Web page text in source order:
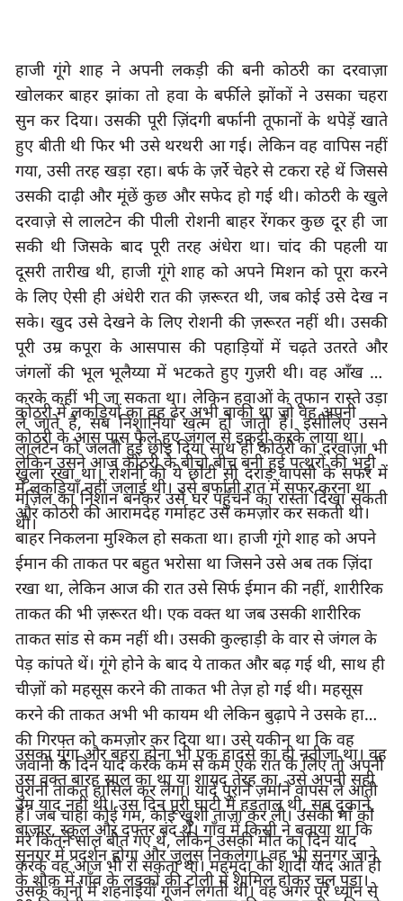
हाजी गूंगे शाह ने अपनी लकड़ी की बनी कोठरी का दरवाज़ा
खोलकर बाहर झांका तो हवा के बर्फीले झोंकों ने उसका चहरा
सुन कर दिया। उसकी पूरी ज़िंदगी बर्फानी तूफानों के थपेड़ें खाते
हुए बीती थी फिर भी उसे थरथरी आ गई। लेकिन वह वापिस नहीं
गया, उसी तरह खड़ा रहा। बर्फ के ज़र्रे चेहरे से टकरा रहे थें जिससे
उसकी दाढ़ी और मूंछें कुछ और सफेद हो गई थी। कोठरी के खुले
दरवाज़े से लालटेन की पीली रोशनी बाहर रेंगकर कुछ दूर ही जा
सकी थी जिसके बाद पूरी तरह अंधेरा था। चांद की पहली या
दूसरी तारीख थी, हाजी गूंगे शाह को अपने मिशन को पूरा करने
के लिए ऐसी ही अंधेरी रात की ज़रूरत थी, जब कोई उसे देख न
सके। खुद उसे देखने के लिए रोशनी की ज़रूरत नहीं थी। उसकी
पूरी उम्र कपूरा के आसपास की पहाड़ियों में चढ़ते उतरते और
जंगलों की भूल भूलैय्या में भटकते हुए गुज़री थी। वह आँख बंद
करके कहीं भी जा सकता था। लेकिन हवाओं के तूफान रास्ते उड़ा
ले जाते हैं, सब निशानियां खत्म हो जाती हैं। इसीलिए उसने
लालटेन को जलती हुई छोड़ दिया साथ ही कोठरी का दरवाज़ा भी
खुला रखा था। रोशनी की ये छोटी सी दराड़ वापसी के सफर में
मंज़िल का निशान बनकर उसे घर पहुँचने का रास्ता दिखा सकती
थी।
कोठरी में लकड़ियों का वह ढ़ेर अभी बाकी था जो वह अपनी
कोठरी के आस पास फैले हुए जंगल से इकट्ठी करके लाया था।
लेकिन उसने आज कोठरी के बीचो बीच बनी हुई पत्थरों की भट्टी
में लकड़ियाँ नहीं जलाई थी। उसे बर्फानी रात में सफर करना था
और कोठरी की आरामदेह गर्माहट उसे कमज़ोर कर सकती थी।
बाहर निकलना मुश्किल हो सकता था। हाजी गूंगे शाह को अपने
ईमान की ताकत पर बहुत भरोसा था जिसने उसे अब तक ज़िंदा
रखा था, लेकिन आज की रात उसे सिर्फ ईमान की नहीं, शारीरिक
ताकत की भी ज़रूरत थी। एक वक्त था जब उसकी शारीरिक
ताकत सांड से कम नहीं थी। उसकी कुल्हाड़ी के वार से जंगल के
पेड़ कांपते थें। गूंगे होने के बाद ये ताकत और बढ़ गई थी, साथ ही
चीज़ों को महसूस करने की ताकत भी तेज़ हो गई थी। महसूस
करने की ताकत अभी भी कायम थी लेकिन बुढ़ापे ने उसके हाथों
की गिरफ्त को कमज़ोर कर दिया था। उसे यकीन था कि वह
जवानी के दिन याद करके कम से कम एक रात के लिए तो अपनी
पुरानी ताकत हासिल कर लेगा। यादें पुराने ज़माने वापस ले आती
हैं। जब चाहा कोई गम, कोई खुशी ताज़ा कर ली। उसकी माँ को
मरे कितने साल बीत गए थे, लेकिन उसकी मौत का दिन याद
करके वह आज भी रो सकता था। महमूदा की शादी याद आते ही
उसके कानों में शहनाईयाँ गूंजने लगती थी। वह अगर पूरे ध्यान से
उसका गूंगा और बहरा होना भी एक हादसे का ही नतीजा था। वह
उस वक्त बारह साल का था या शायद तेरह का, उसे अपनी सही
उम्र याद नहीं थी। उस दिन पूरी घाटी में हड़ताल थी, सब दुकानें,
बाज़ार, स्कूल और दफ्तर बंद थें। गाँव में किसी ने बताया था कि
सृनगर में प्रदर्शन होगा और जुलूस निकलेगा। वह भी सृनगर जाने
के शौक़ में गाँव के लडकों की टोली में शामिल होकर चल पड़ा।